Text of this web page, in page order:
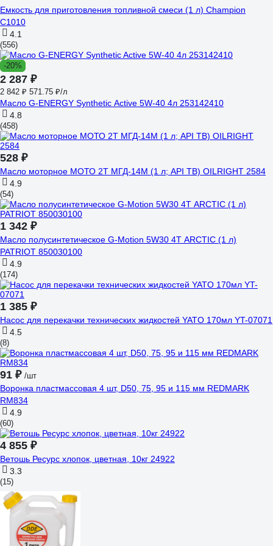
Емкость для приготовления топливной смеси (1 л) Champion
C1010
4.1
(556)
-20%
2 287 ₽
2 842 ₽ 571.75 ₽/л
Масло G-ENERGY Synthetic Active 5W-40 4л 253142410
4.8
(458)
528 ₽
Масло моторное МОТО 2Т МГД-14М (1 л; API TB) OILRIGHT 2584
4.9
(54)
1 342 ₽
Масло полусинтетическое G-Motion 5W30 4Т ARCTIC (1 л)
PATRIOT 850030100
4.9
(174)
1 385 ₽
Насос для перекачки технических жидкостей YATO 170мл YT-07071
4.5
(8)
91 ₽ /шт
Воронка пластмассовая 4 шт, D50, 75, 95 и 115 мм REDMARK
RM834
4.9
(60)
4 855 ₽
Ветошь Ресурс хлопок, цветная, 10кг 24922
3.3
(15)